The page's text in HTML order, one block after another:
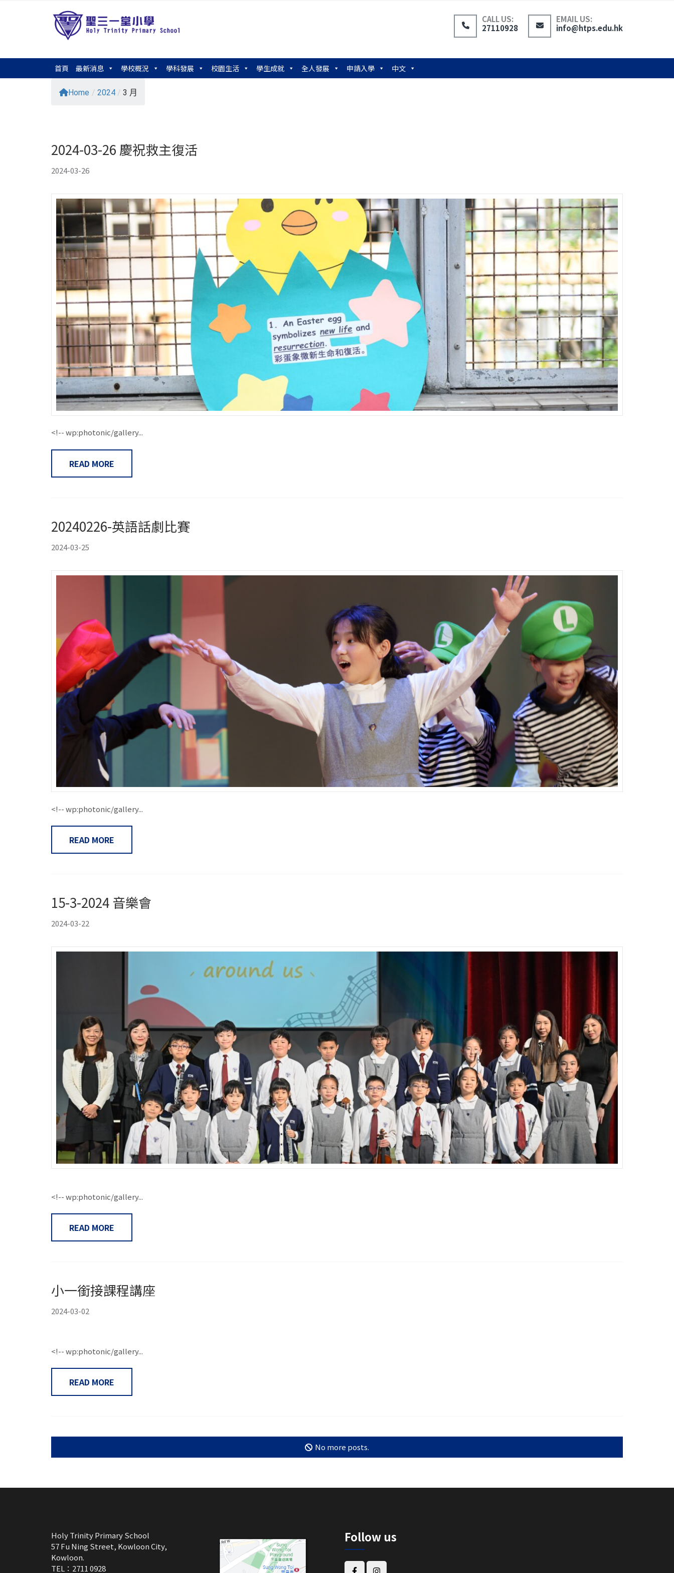
CALL US:
27110928
EMAIL US:
info@htps.edu.hk
首頁 最新消息 學校概況 學科發展 校園生活 學生成就 全人發展 申請入學 中文
Home / 2024 / 3 月
2024-03-26 慶祝救主復活
2024-03-26
<!-- wp:photonic/gallery...
READ MORE
20240226-英語話劇比賽
2024-03-25
<!-- wp:photonic/gallery...
READ MORE
15-3-2024 音樂會
2024-03-22
<!-- wp:photonic/gallery...
READ MORE
小一銜接課程講座
2024-03-02
<!-- wp:photonic/gallery...
READ MORE
No more posts.
Holy Trinity Primary School
57 Fu Ning Street, Kowloon City,
Kowloon.
TEL：2711 0928
Follow us